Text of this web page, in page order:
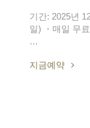
기간: 2025년
일) ・매일 무료 음료권 1매 포함・서비스 요금 및 세금(10
…
지금예약